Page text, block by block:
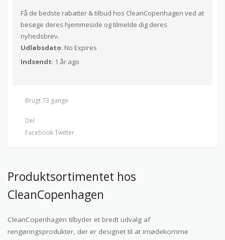
Få de bedste rabatter & tilbud hos CleanCopenhagen ved at
besøge deres hjemmeside og tilmelde dig deres
nyhedsbrev.
Udløbsdato: No Expires
Indsendt: 1 år ago
Brugt 73 gange
Del
FacebookTwitter
Produktsortimentet hos
CleanCopenhagen
CleanCopenhagen tilbyder et bredt udvalg af
rengøringsprodukter, der er designet til at imødekomme